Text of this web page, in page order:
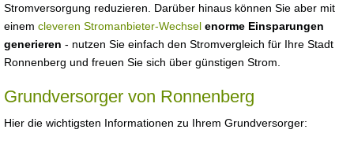
Stromversorgung reduzieren. Darüber hinaus können Sie aber mit
einem cleveren Stromanbieter-Wechsel enorme Einsparungen
generieren - nutzen Sie einfach den Stromvergleich für Ihre Stadt
Ronnenberg und freuen Sie sich über günstigen Strom.
Grundversorger von Ronnenberg
Hier die wichtigsten Informationen zu Ihrem Grundversorger: